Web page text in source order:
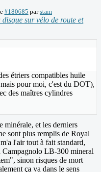
#180685 parstam
disque sur vélo de route et
étriers compatibles huile
pour moi, c'est du DOT),
des maîtres cylindres
minérale, et les derniers
sont plus remplis de Royal
l'air tout à fait standard,
LB-300 mineral
sinon risques de mort
ça va dans le sens